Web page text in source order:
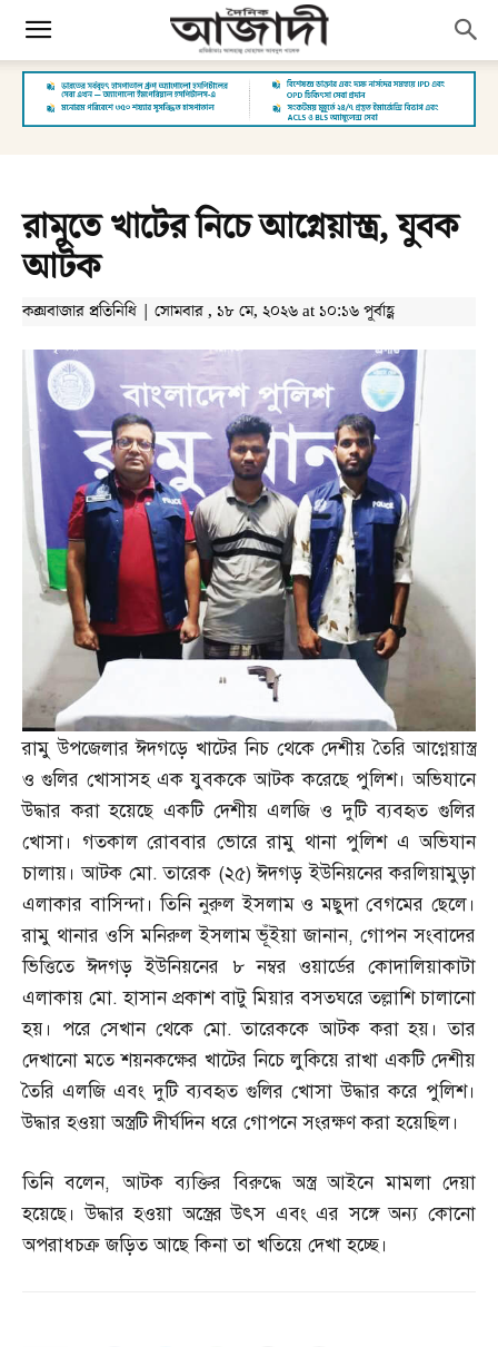
রামুতে খাটের নিচে আগ্নেয়াস্ত্র, যুবক
আটক
কক্সবাজার প্রতিনিধি | সোমবার , ১৮ মে, ২০২৬ at ১০:১৬ পূর্বাহ্ণ
রামু উপজেলার ঈদগড়ে খাটের নিচ থেকে দেশীয় তৈরি আগ্নেয়াস্ত্র
ও গুলির খোসাসহ এক যুবককে আটক করেছে পুলিশ। অভিযানে
উদ্ধার করা হয়েছে একটি দেশীয় এলজি ও দুটি ব্যবহৃত গুলির
খোসা। গতকাল রোববার ভোরে রামু থানা পুলিশ এ অভিযান
চালায়। আটক মো.তারেক (২৫)ঈদগড় ইউনিয়নের করলিয়ামুড়া
এলাকার বাসিন্দা। তিনি নুরুল ইসলাম ও মছুদা বেগমের ছেলে।
রামু থানার ওসি মনিরুল ইসলাম ভূঁইয়া জানান,গোপন সংবাদের
ভিত্তিতে ঈদগড় ইউনিয়নের ৮ নম্বর ওয়ার্ডের কোদালিয়াকাটা
এলাকায় মো.হাসান প্রকাশ বাটু মিয়ার বসতঘরে তল্লাশি চালানো
হয়। পরে সেখান থেকে মো.তারেককে আটক করা হয়। তার
দেখানো মতে শয়নকক্ষের খাটের নিচে লুকিয়ে রাখা একটি দেশীয়
তৈরি এলজি এবং দুটি ব্যবহৃত গুলির খোসা উদ্ধার করে পুলিশ।
উদ্ধার হওয়া অস্ত্রটি দীর্ঘদিন ধরে গোপনে সংরক্ষণ করা হয়েছিল।
তিনি বলেন,আটক ব্যক্তির বিরুদ্ধে অস্ত্র আইনে মামলা দেয়া
হয়েছে। উদ্ধার হওয়া অস্ত্রের উৎস এবং এর সঙ্গে অন্য কোনো
অপরাধচক্র জড়িত আছে কিনা তা খতিয়ে দেখা হচ্ছে।